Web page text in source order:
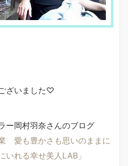
ざいました♡
ー岡村羽奈さんのブログ
愛も豊かさも思いのままに
れる幸せ美人LAB」